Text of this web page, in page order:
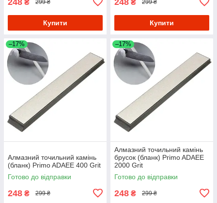
₴ 299 ₴
Купити
₴ 299 ₴
Купити
–17%
Алмазний точильний камінь
(бланк) Primo ADAEE 400 Grit
Готово до відправки
248 ₴ 299 ₴
–17%
Алмазний точильний камінь
брусок (бланк) Primo ADAEE
2000 Grit
Готово до відправки
248 ₴ 299 ₴